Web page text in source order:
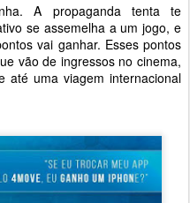
A propaganda tenta te
se assemelha a um jogo, e
vai ganhar. Esses pontos
vão de ingressos no cinema,
até uma viagem internacional